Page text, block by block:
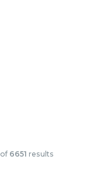
of 6651 results